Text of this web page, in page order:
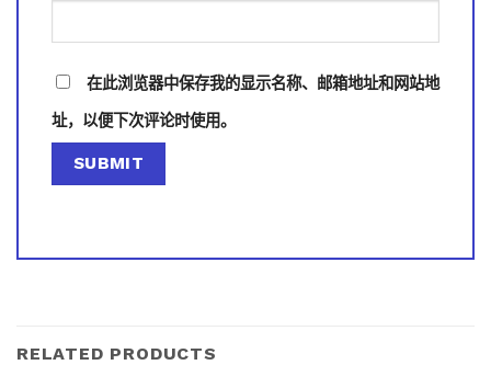
在此浏览器中保存我的显示名称、邮箱地址和网站地
址，以便下次评论时使用。
RELATED PRODUCTS